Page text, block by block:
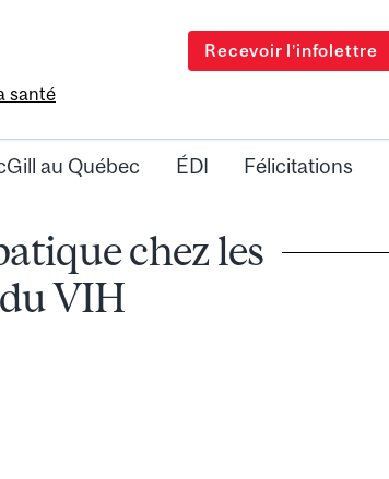
santé
Recevoir l’infolettre
au Québec ÉDI Félicitations
chez les
VIH